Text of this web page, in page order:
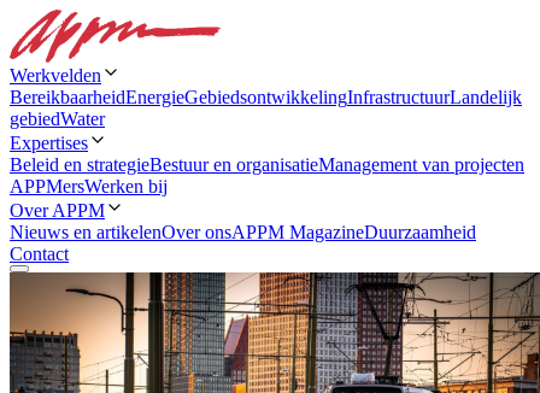
Werkvelden
BereikbaarheidEnergieGebiedsontwikkelingInfrastructuurLandelijk
gebiedWater
Expertises
Beleid en strategieBestuur en organisatieManagement van projecten
APPMersWerken bij
Over APPM
Nieuws en artikelenOver onsAPPM MagazineDuurzaamheid
Contact